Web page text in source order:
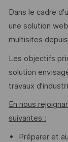
Dans le cadre
une solution
multisites
Les objectifs
solution
travaux
En nous
suivantes :
Préparer et